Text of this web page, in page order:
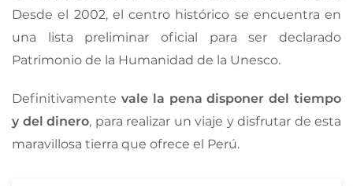
Desde el 2002, el centro histórico se encuentra en
una lista preliminar oficial para ser declarado
Patrimonio de la Humanidad de la Unesco.
Definitivamente vale la pena disponer del tiempo
y del dinero, para realizar un viaje y disfrutar de esta
maravillosa tierra que ofrece el Perú.